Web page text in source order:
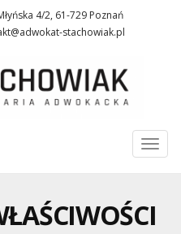
4/2, 61-729 Poznań
stachowiak.pl